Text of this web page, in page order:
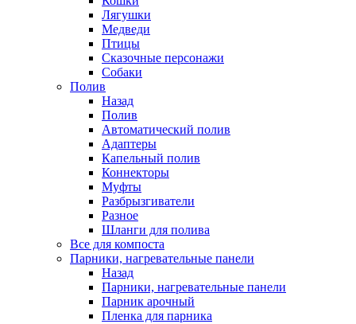
Лягушки
Медведи
Птицы
Сказочные персонажи
Собаки
Полив
Назад
Полив
Автоматический полив
Адаптеры
Капельный полив
Коннекторы
Муфты
Разбрызгиватели
Разное
Шланги для полива
Все для компоста
Парники, нагревательные панели
Назад
Парники, нагревательные панели
Парник арочный
Пленка для парника